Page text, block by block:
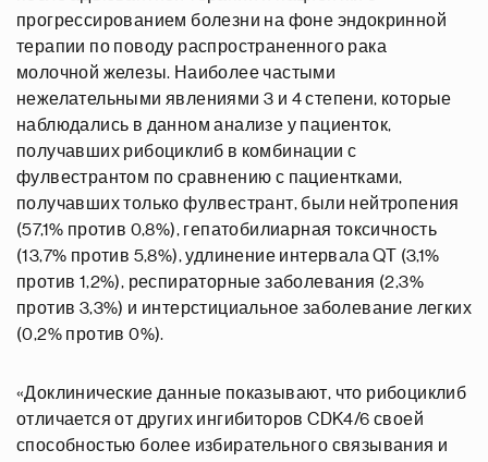
прогрессированием болезни на фоне эндокринной
терапии по поводу распространенного рака
молочной железы. Наиболее частыми
нежелательными явлениями 3 и 4 степени, которые
наблюдались в данном анализе у пациенток,
получавших рибоциклиб в комбинации с
фулвестрантом по сравнению с пациентками,
получавших только фулвестрант, были нейтропения
(57,1% против 0,8%), гепатобилиарная токсичность
(13,7% против 5,8%), удлинение интервала QT (3,1%
против 1,2%), респираторные заболевания (2,3%
против 3,3%) и интерстициальное заболевание легких
(0,2% против 0%).
«Доклинические данные показывают, что рибоциклиб
отличается от других ингибиторов CDK4/6 своей
способностью более избирательного связывания и